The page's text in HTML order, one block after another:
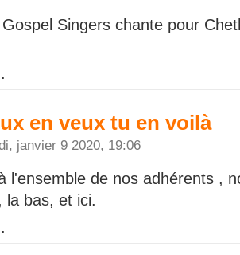
Singers chante pour
en veux tu en voilà
janvier 9 2020, 19:06
l'ensemble de nos adhérents ,
la bas, et ici.